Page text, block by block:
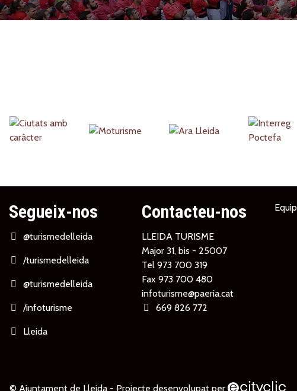
Partners
Segueix-nos
@turismedelleida
/turismedelleida
@turismedelleida
/infoturisme
Lleida
Contacteu-nos
LLEIDA TURISME
Major 31, bis - 25007
Tel 973 700 319
Fax 973 700 480
infoturisme@paeria.cat
669 826 772
Equip
© Ajuntament de Lleida - Projecte desenvolupat per